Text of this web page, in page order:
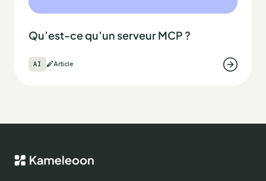
Qu’est-ce qu’un serveur MCP ?
AI Article